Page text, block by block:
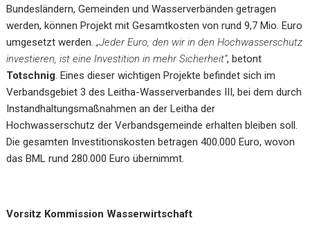
Bundesländern, Gemeinden und Wasserverbänden getragen
werden, können Projekt mit Gesamtkosten von rund 9,7 Mio. Euro
umgesetzt werden.„Jeder Euro, den wir in den Hochwasserschutz
investieren, ist eine Investition in mehr Sicherheit“, betont
Totschnig. Eines dieser wichtigen Projekte befindet sich im
Verbandsgebiet 3 des Leitha-Wasserverbandes III, bei dem durch
Instandhaltungsmaßnahmen an der Leitha der
Hochwasserschutz der Verbandsgemeinde erhalten bleiben soll.
Die gesamten Investitionskosten betragen 400.000 Euro, wovon
das BML rund 280.000 Euro übernimmt.
Vorsitz Kommission Wasserwirtschaft